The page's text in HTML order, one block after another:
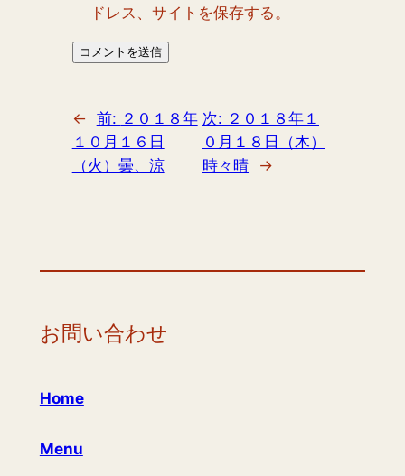
ドレス、サイトを保存する。
← 前: ２０１８年
１０月１６日
（火）曇、涼
次: ２０１８年１
０月１８日（木）
時々晴
→
お問い合わせ
Home
Menu